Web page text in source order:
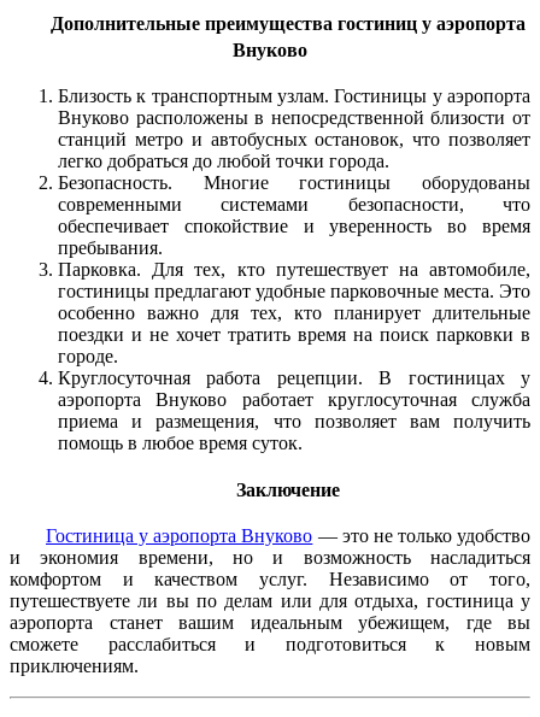
Дополнительные преимущества гостиниц у аэропорта
Внуково
Близость к транспортным узлам. Гостиницы у аэропорта
Внуково расположены в непосредственной близости от
станций метро и автобусных остановок, что позволяет
легко добраться до любой точки города.
Безопасность. Многие гостиницы оборудованы
современными системами безопасности, что
обеспечивает спокойствие и уверенность во время
пребывания.
Парковка. Для тех, кто путешествует на автомобиле,
гостиницы предлагают удобные парковочные места. Это
особенно важно для тех, кто планирует длительные
поездки и не хочет тратить время на поиск парковки в
городе.
Круглосуточная работа рецепции. В гостиницах у
аэропорта Внуково работает круглосуточная служба
приема и размещения, что позволяет вам получить
помощь в любое время суток.
Заключение
Гостиница у аэропорта Внуково — это не только удобство
и экономия времени, но и возможность насладиться
комфортом и качеством услуг. Независимо от того,
путешествуете ли вы по делам или для отдыха, гостиница у
аэропорта станет вашим идеальным убежищем, где вы
сможете расслабиться и подготовиться к новым
приключениям.